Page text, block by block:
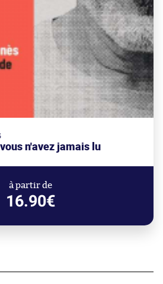
n'avez jamais lu
à partir de
16.90€